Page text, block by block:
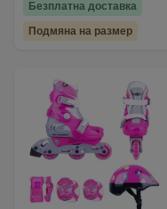
Безплатна доставка
Подмяна на размер